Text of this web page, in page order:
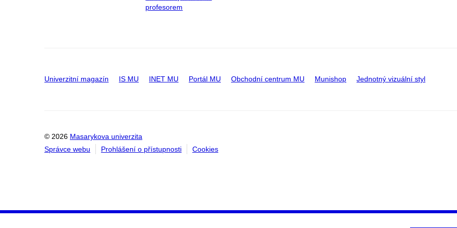
profesorem
Univerzitní magazín IS MU INET MU Portál MU Obchodní centrum MU Munishop Jednotný vizuální styl
© 2026 Masarykova univerzita
Správce webu
Prohlášení o přístupnosti Cookies